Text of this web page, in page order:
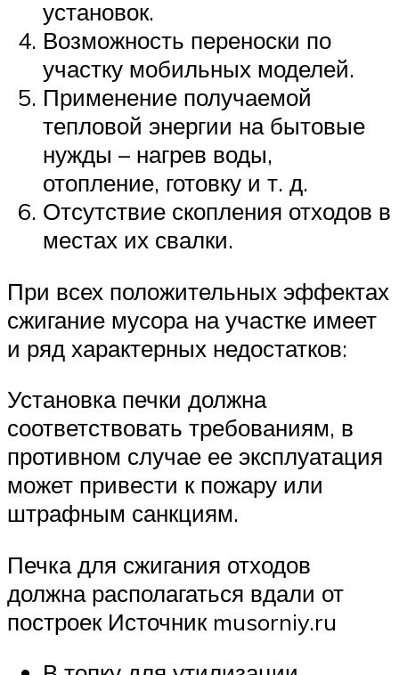
установок.
Возможность переноски по
участку мобильных моделей.
Применение получаемой
тепловой энергии на бытовые
нужды – нагрев воды,
отопление, готовку и т. д.
Отсутствие скопления отходов в
местах их свалки.
При всех положительных эффектах
сжигание мусора на участке имеет
и ряд характерных недостатков:
Установка печки должна
соответствовать требованиям, в
противном случае ее эксплуатация
может привести к пожару или
штрафным санкциям.
Печка для сжигания отходов
должна располагаться вдали от
построек Источник musorniy.ru